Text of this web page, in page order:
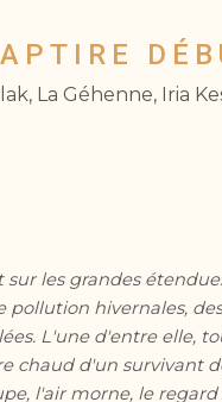
La Géhenne, Iria
les grandes
pollution hivernales,
L'une d'entre elle,
chaud d'un survivant
l'air morne, le